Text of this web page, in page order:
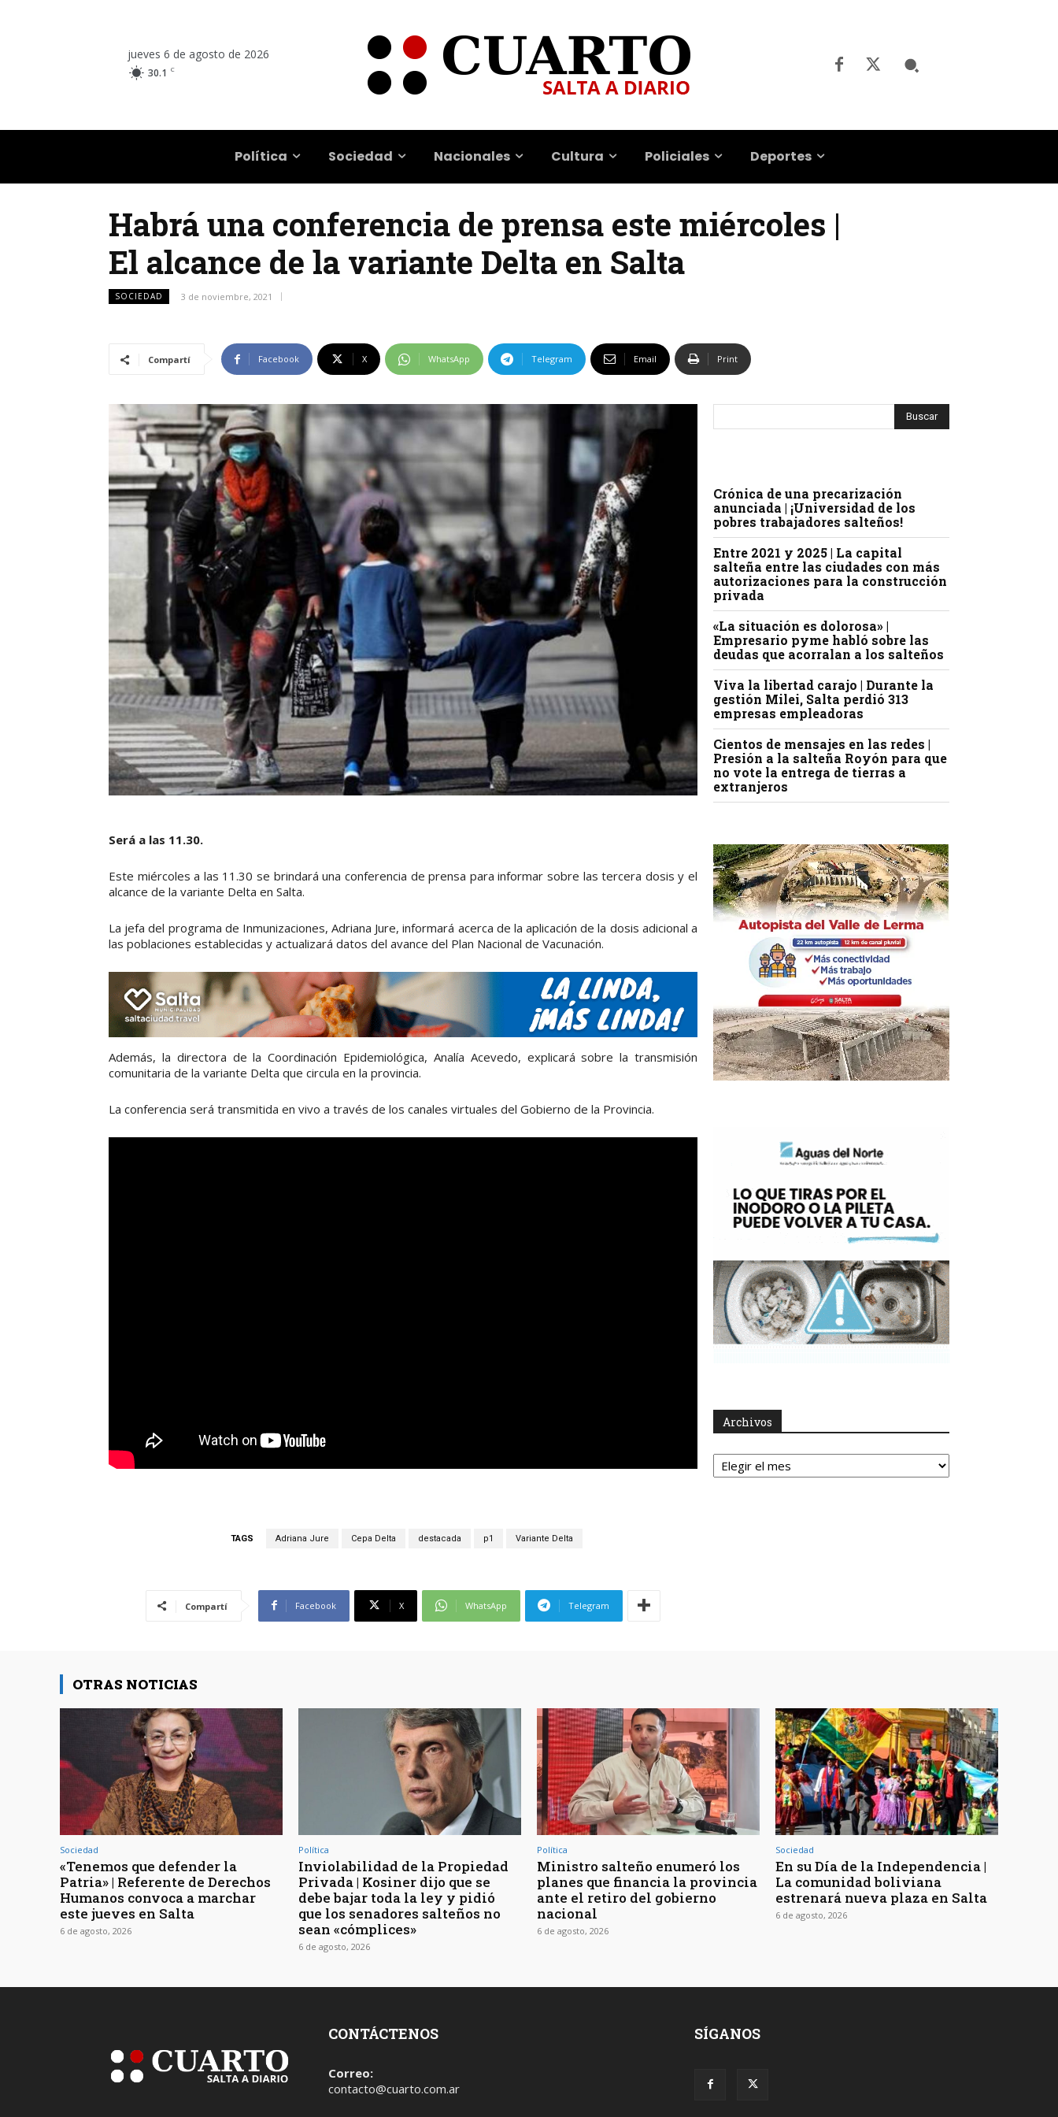
jueves 6 de agosto de 2026
30.1 C
Política Sociedad Nacionales Cultura Policiales Deportes
Habrá una conferencia de prensa este miércoles |
El alcance de la variante Delta en Salta
SOCIEDAD 3 de noviembre, 2021
Compartí Facebook X WhatsApp Telegram Email Print
Será a las 11.30.
Este miércoles a las 11.30 se brindará una conferencia de prensa para informar sobre las tercera dosis y el
alcance de la variante Delta en Salta.
La jefa del programa de Inmunizaciones, Adriana Jure, informará acerca de la aplicación de la dosis adicional a
las poblaciones establecidas y actualizará datos del avance del Plan Nacional de Vacunación.
Además, la directora de la Coordinación Epidemiológica, Analía Acevedo, explicará sobre la transmisión
comunitaria de la variante Delta que circula en la provincia.
La conferencia será transmitida en vivo a través de los canales virtuales del Gobierno de la Provincia.
TAGS Adriana Jure Cepa Delta destacada p1 Variante Delta
Compartí Facebook X WhatsApp Telegram
Crónica de una precarización
anunciada | ¡Universidad de los
pobres trabajadores salteños!
Entre 2021 y 2025 | La capital
salteña entre las ciudades con más
autorizaciones para la construcción
privada
«La situación es dolorosa» |
Empresario pyme habló sobre las
deudas que acorralan a los salteños
Viva la libertad carajo | Durante la
gestión Milei, Salta perdió 313
empresas empleadoras
Cientos de mensajes en las redes |
Presión a la salteña Royón para que
no vote la entrega de tierras a
extranjeros
Archivos
Archivos
OTRAS NOTICIAS
Sociedad
«Tenemos que defender la
Patria» | Referente de Derechos
Humanos convoca a marchar
este jueves en Salta
6 de agosto, 2026
Política
Inviolabilidad de la Propiedad
Privada | Kosiner dijo que se
debe bajar toda la ley y pidió
que los senadores salteños no
sean «cómplices»
6 de agosto, 2026
Política
Ministro salteño enumeró los
planes que financia la provincia
ante el retiro del gobierno
nacional
6 de agosto, 2026
Sociedad
En su Día de la Independencia |
La comunidad boliviana
estrenará nueva plaza en Salta
6 de agosto, 2026
CONTÁCTENOS
Correo:
contacto@cuarto.com.ar
SÍGANOS